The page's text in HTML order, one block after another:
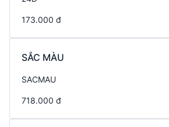
173.000 đ
SẮC MÀU
SACMAU
718.000 đ